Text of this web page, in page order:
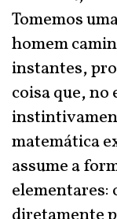
Tomemos
homem
instantes,
coisa que, no
matemática
assume a
elementares: